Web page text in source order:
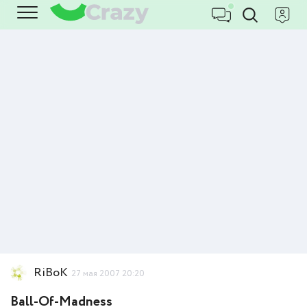
RiBoK 27 мая 2007 20:20
Ball-Of-Madness